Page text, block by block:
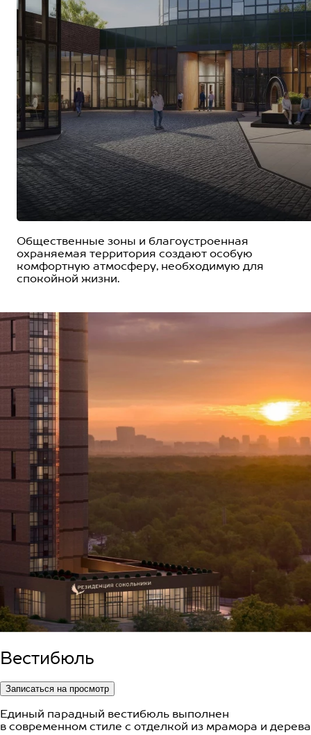
Общественные зоны и благоустроенная
охраняемая территория создают особую
комфортную атмосферу, необходимую для
спокойной жизни.
Вестибюль
Записаться на просмотр
Единый парадный вестибюль выполнен
в современном стиле с отделкой из мрамора и дерева